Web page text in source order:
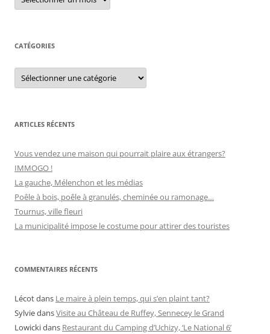
c
r
c
e
CATÉGORIES
C
t
r
ARTICLES RÉCENTS
Vous vendez une maison qui pourrait plaire aux étrangers?
IMMOGO !
La gauche, Mélenchon et les médias
Poêle à bois, poêle à granulés, cheminée ou ramonage…
Tournus, ville fleuri
La municipalité impose le costume pour attirer des touristes
COMMENTAIRES RÉCENTS
Lécotdans Le maire à plein temps, qui s’en plaint tant?
SylviedansVisite au Château de Ruffey, Sennecey le Grand
Lowickidans Restaurant du Camping d’Uchizy, ‘Le National 6’